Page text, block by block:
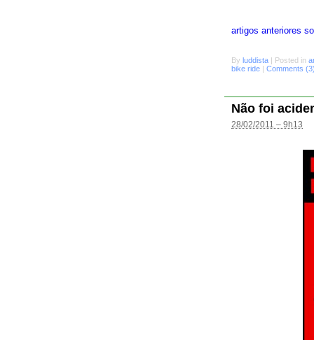
artigos anteriores
By luddista | Posted in
bike ride | Comments
Não foi
28/02/2011 – 9h13